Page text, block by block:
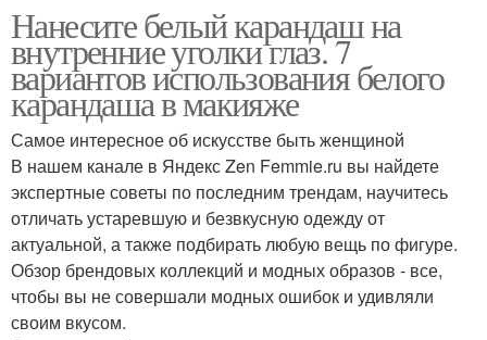
Карандаш вместо базы Бежевые карандаши
Карандаши для глаз
Карандаш для
рисования
Карандаши для бровей
Карандаш для
слизистой глаз
Нанесите белый карандаш на
внутренние уголки глаз. 7
вариантов использования белого
карандаша в макияже
Самое интересное об искусстве быть женщиной
В нашем канале в Яндекс Zen Femmie.ru вы найдете
экспертные советы по последним трендам, научитесь
отличать устаревшую и безвкусную одежду от
актуальной, а также подбирать любую вещь по фигуре.
Обзор брендовых коллекций и модных образов - все,
чтобы вы не совершали модных ошибок и удивляли
своим вкусом.